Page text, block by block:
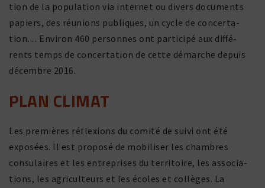
tion de la popu­la­tion via internet ou divers docu­ments
papiers, des réunions publiques, un cycle de concer­ta­
tion… Environ 460 personnes ont parti­cipé aux diffé­
rents temps de concer­ta­tion de cette démarche depuis
décembre 2016.
PLAN CLIMAT
Les premières réflexions du comité de suivi ont été
expo­sées. Il est proposé de mobi­liser les chambres
consu­laires et les entre­prises du terri­toire, les asso­cia­
tions, les agri­cul­teurs et les écoles et collèges. La